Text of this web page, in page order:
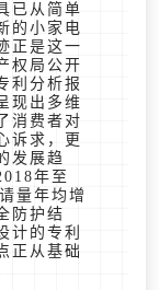
已从简单
的小家电
正是这一
权局公开
利分析报
现出多维
消费者对
诉求，更
发展趋
年至
量年均增
防护结
计的专利
正从基础